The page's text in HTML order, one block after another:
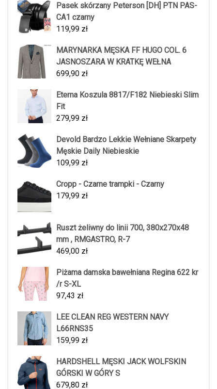
Pasek skórzany Peterson [DH] PTN PAS-
CA1 czarny
119,99 zł
MARYNARKA MĘSKA FF HUGO COL. 6
JASNOSZARA W KRATKĘ WEŁNA
699,90 zł
Eterna Koszula 8817/F182 Niebieski Slim
Fit
279,99 zł
Devold Bardzo Lekkie Wełniane Skarpety
Męskie Daily Niebieskie
109,99 zł
Cropp - Czarne trampki - Czarny
179,99 zł
Ruszt żeliwny do linii 700, 380x270x48
mm , RMGASTRO, R-7
469,00 zł
Piżama damska bawełniana Regina 622 kr
/r S-XL
97,43 zł
LEE CLEAN REG WESTERN NAVY
L66RNS35
159,99 zł
HARDSHELL MĘSKI JACK WOLFSKIN
GÓRSKI W GÓRY S
679,80 zł